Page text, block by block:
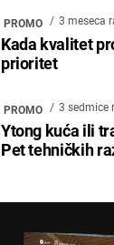
PROMO 3 meseca
Kada kvalitet
prioritet
PROMO 3 sedmice
Ytong kuća ili
Pet tehničkih